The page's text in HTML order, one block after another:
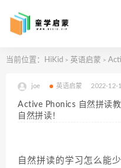
当前位置： HiKid > 英语启蒙 >
joe 英语启蒙 2022-12-
Active Phonics 自然拼读
自然拼读！
自然拼读的学习怎么能